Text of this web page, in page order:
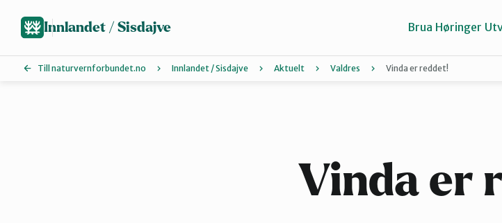
hovedinnhold
Gran og Lunner
Innlandet / Sisdajve Brua Høringer
Till naturvernforbundet.no Innlandet / Sisdajve Aktuelt Valdres Vinda er reddet!
Vinda er